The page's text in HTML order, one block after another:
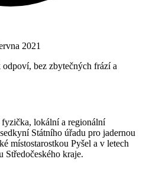
2021
bez zbytečných frází a
fyzička, lokální a regionální
Státního úřadu pro jadernou
místostarostkou Pyšel a v letech
Středočeského kraje.